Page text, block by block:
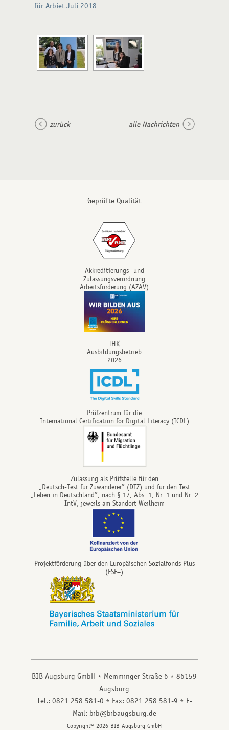
für Arbiet Juli 2018
zurück alle Nachrichten
Akkreditierungs- und
Zulassungsverordnung
Arbeitsförderung (AZAV)
IHK
Ausbildungsbetrieb
2026
Prüfzentrum für die
International Certification for Digital Literacy (ICDL)
Zulassung als Prüfstelle für den
„Deutsch-Test für Zuwanderer” (DTZ) und für den Test
„Leben in Deutschland”, nach § 17, Abs. 1, Nr. 1 und Nr. 2
IntV, jeweils am Standort Weilheim
Projektförderung über den Europäischen Sozialfonds Plus
(ESF+)
BIB Augsburg GmbH Memminger Straße 6
86159
Augsburg
Tel.: 0821 258 581-0
Fax: 0821 258 581-9
E-
Mail: bib@bibaugsburg.de
Copyright© 2026 BIB Augsburg GmbH